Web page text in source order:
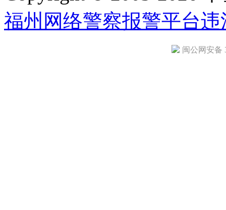
福州网络警察报警平台违
闽公网安备